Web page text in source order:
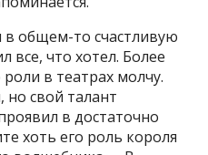
общем-то счастливую
все, что хотел. Более
в театрах молчу.
свой талант
в достаточно
хоть его роль короля